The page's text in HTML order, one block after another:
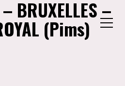
MENU
BRUXELLES –
(Pims)